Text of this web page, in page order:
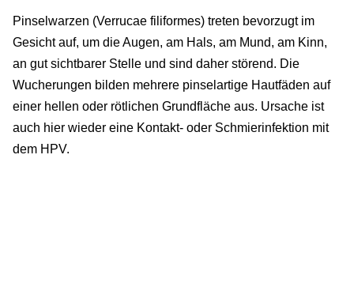
Pinselwarzen (Verrucae filiformes) treten bevorzugt im
Gesicht auf, um die Augen, am Hals, am Mund, am Kinn,
an gut sichtbarer Stelle und sind daher störend. Die
Wucherungen bilden mehrere pinselartige Hautfäden auf
einer hellen oder rötlichen Grundfläche aus. Ursache ist
auch hier wieder eine Kontakt- oder Schmierinfektion mit
dem HPV.